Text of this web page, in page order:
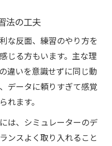
法の工夫
な反面、練習のやり方を
じる方もいます。主な理
違いを意識せずに同じ動
データに頼りすぎて感覚
れます。
は、シミュレーターのデ
ンスよく取り入れること